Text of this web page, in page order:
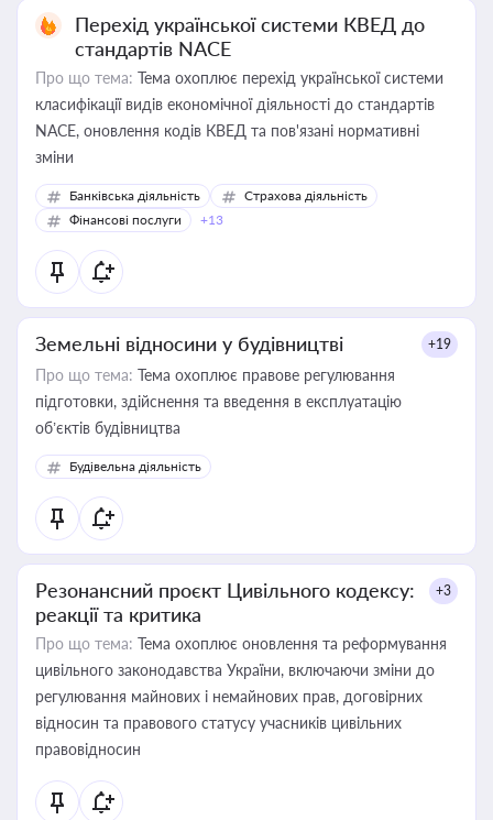
Перехід української системи КВЕД до
стандартів NACE
Про що тема: Тема охоплює перехід української системи
класифікації видів економічної діяльності до стандартів
NACE, оновлення кодів КВЕД та пов'язані нормативні
зміни
Банківська діяльність
Страхова діяльність
Фінансові послуги
+13
Земельні відносини у будівництві +19
Про що тема: Тема охоплює правове регулювання
підготовки, здійснення та введення в експлуатацію
об’єктів будівництва
Будівельна діяльність
Резонансний проєкт Цивільного кодексу:
реакції та критика
+3
Про що тема: Тема охоплює оновлення та реформування
цивільного законодавства України, включаючи зміни до
регулювання майнових і немайнових прав, договірних
відносин та правового статусу учасників цивільних
правовідносин